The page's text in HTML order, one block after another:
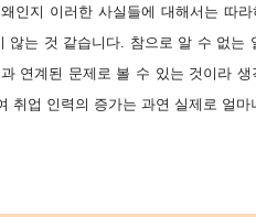
인지 이러한 사실들에 대해서는 따
않는 것 같습니다. 참으로 알 수 없는
연계된 문제로 볼 수 있는 것이라
취업 인력의 증가는 과연 실제로 얼